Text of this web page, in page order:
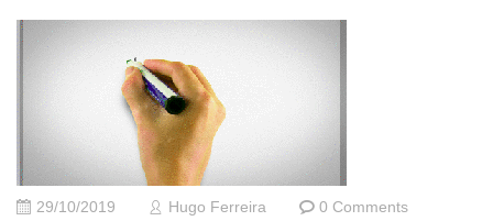
29/10/2019 Hugo Ferreira 0 Comments